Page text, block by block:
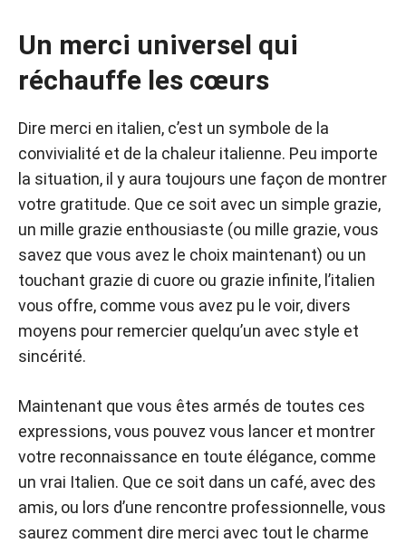
Un merci universel qui
réchauffe les cœurs
Dire merci en italien, c’est un symbole de la
convivialité et de la chaleur italienne. Peu importe
la situation, il y aura toujours une façon de montrer
votre gratitude. Que ce soit avec un simple grazie,
un mille grazie enthousiaste (ou mille grazie, vous
savez que vous avez le choix maintenant) ou un
touchant grazie di cuore ou grazie infinite, l’italien
vous offre, comme vous avez pu le voir, divers
moyens pour remercier quelqu’un avec style et
sincérité.
Maintenant que vous êtes armés de toutes ces
expressions, vous pouvez vous lancer et montrer
votre reconnaissance en toute élégance, comme
un vrai Italien. Que ce soit dans un café, avec des
amis, ou lors d’une rencontre professionnelle, vous
saurez comment dire merci avec tout le charme